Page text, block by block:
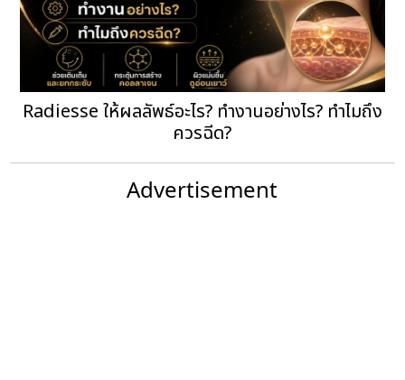
Radiesse ให้ผลลัพธ์อะไร? ทำงานอย่างไร? ทำไมถึง
ควรฉีด?
Advertisement